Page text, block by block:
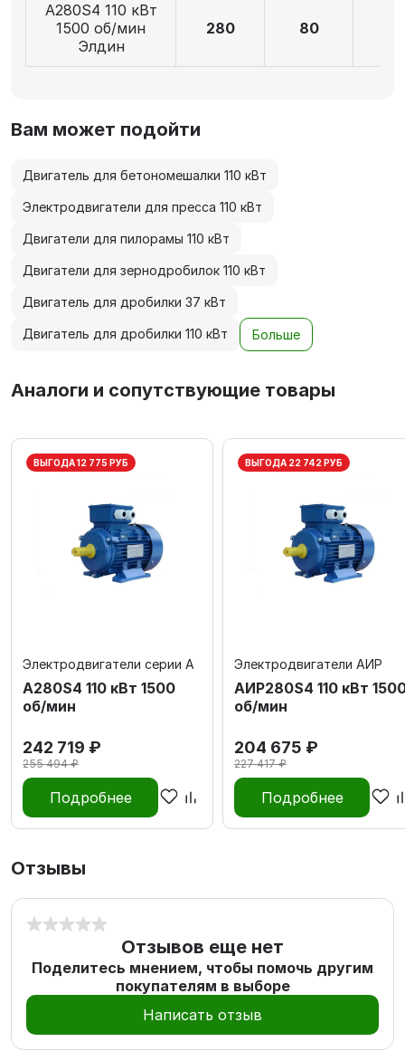
А280S4 110 кВт
1500 об/мин
Элдин
280 80
Вам может подойти
Двигатель для бетономешалки 110 кВт
Электродвигатели для пресса 110 кВт
Двигатели для пилорамы 110 кВт
Двигатели для зернодробилок 110 кВт
Двигатель для дробилки 37 кВт
Двигатель для дробилки 110 кВт Больше
Аналоги и сопутствующие товары
ВЫГОДА 12 775 РУБ
Электродвигатели серии А
А280S4 110 кВт 1500
об/мин
242 719 ₽
255 494 ₽
Подробнее
ВЫГОДА 22 742 РУБ
Электродвигатели АИР
АИР280S4 110 кВт
об/мин
204 675 ₽
227 417 ₽
Подробнее
Отзывы
Отзывов еще нет
Поделитесь мнением, чтобы помочь другим
покупателям в выборе
Написать отзыв